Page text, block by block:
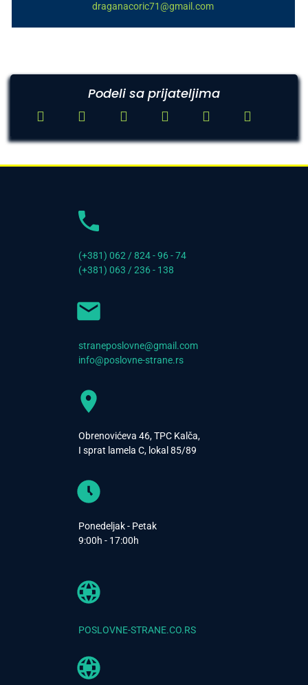
draganacoric71@gmail.com
Podeli sa prijateljima
(+381) 062 / 824 - 96 - 74
(+381) 063 / 236 - 138
straneposlovne@gmail.com
info@poslovne-strane.rs
Obrenovićeva 46, TPC Kalča,
I sprat lamela C, lokal 85/89
Ponedeljak - Petak
9:00h - 17:00h
POSLOVNE-STRANE.CO.RS